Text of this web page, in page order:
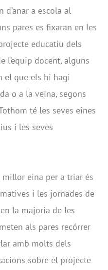
d’anar a escola al
pares es fixaran en les
educatiu dels
l’equip docent, alguns
el que els hi hagi
o a la veïna, segons
té les seves eines
i les seves
eina per a triar és
i les jornades de
la majoria de les
als pares recórrer
amb molts dels
sobre el projecte